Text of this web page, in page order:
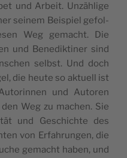
und Arbeit. Unzäh­lige
seinem Beispiel gefol­
Weg gemacht. Die
und Benedik­tin­er sind
selb­st. Und doch
die heute so aktuell ist
und Autoren
Weg zu machen. Sie
und Geschichte des
von Erfahrun­gen, die
gemacht haben, und